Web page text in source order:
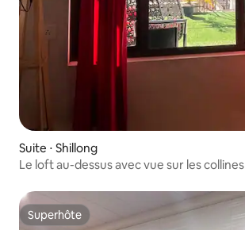
Suite ⋅ Shillong
Le loft au-dessus avec vue sur les collines
Superhôte
Superhôte